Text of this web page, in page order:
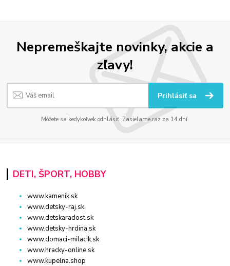
Nepremeškajte novinky, akcie a
zľavy!
Prihlásiť sa
Môžete sa kedykoľvek odhlásiť. Zasielame raz za 14 dní.
DETI, ŠPORT, HOBBY
www.kamenik.sk
www.detsky-raj.sk
www.detskaradost.sk
www.detsky-hrdina.sk
www.domaci-milacik.sk
www.hracky-online.sk
www.kupelna.shop